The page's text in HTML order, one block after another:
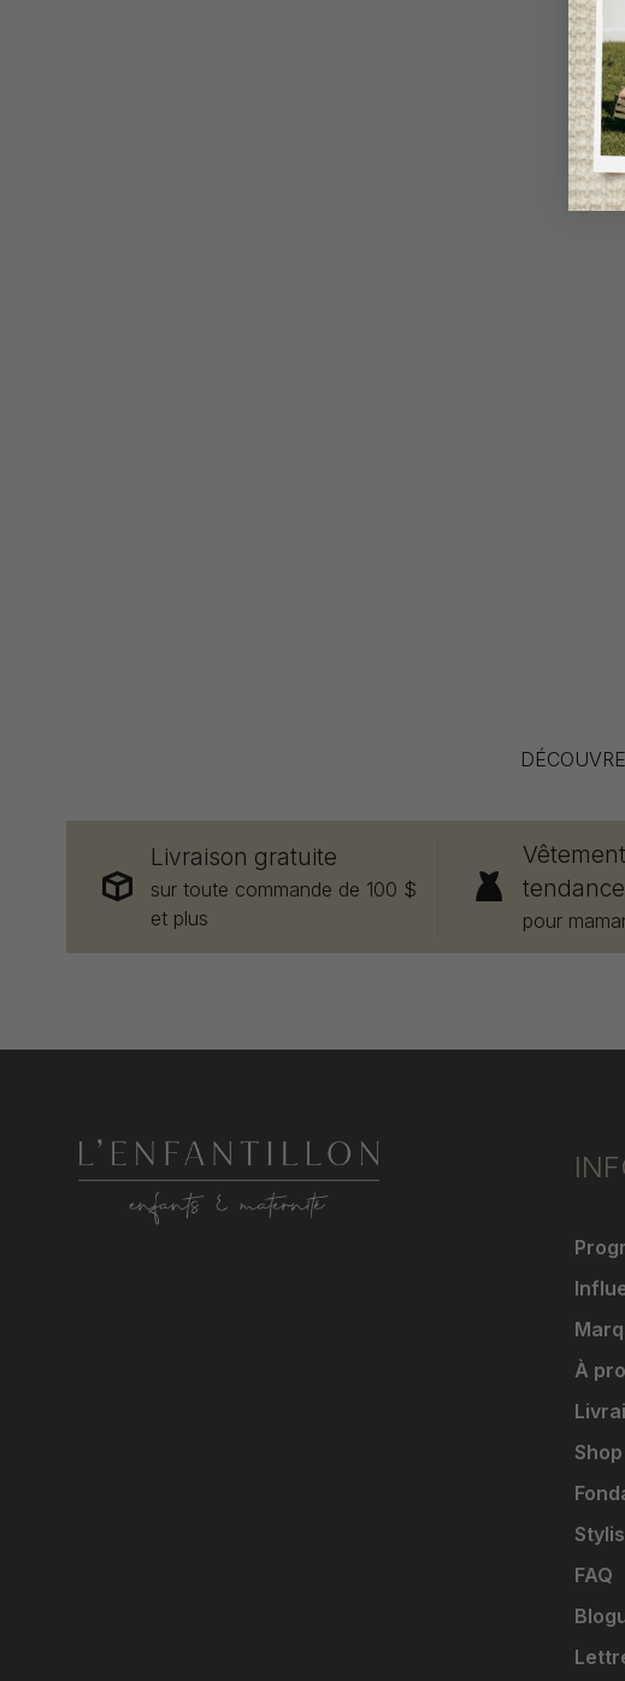
Livraison gratuite
sur toute commande de 100 $
et plus
pour
À
FAQ